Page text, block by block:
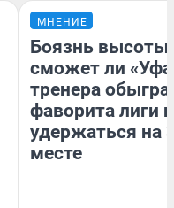
МНЕНИЕ
Боязнь высоты:
сможет ли
тренера
фаворита лиги и
удержаться на
месте